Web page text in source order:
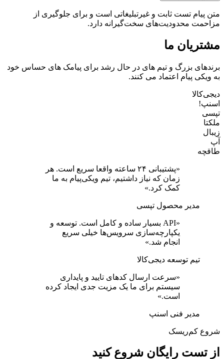
متن پیام تست ثابت و غیرتبلیغاتی است و برای جلوگیری از
مزاحمت محدودیت‌های سخت‌گیرانه دارد.
مشتریان ما
برندهای بزرگ و تیم های در حال رشد برای پیامک های حساس خود
به ویکی پیام اعتماد می کنند.
دیجی‌کالا
اسنپ!
تپسی
ملکتا
زیبال
آپ
طاقچه
«پشتیبانی ۲۴ ساعته واقعا سریع است. هر
زمان که نیاز داشتیم، تیم ویکی‌پیام به ما
کمک کرد.»
مدیر محصول تپسی
«API بسیار ساده و کامل است. توسعه و
یکپارچه‌سازی سرویس‌ها خیلی سریع
انجام شد.»
تیم توسعه دیجی‌کالا
«سرعت ارسال کدهای تایید و پایداری
سیستم برای ما یک مزیت جدی ایجاد کرده
است.»
مدیر فنی اسنپ
شروع کم‌ریسک
از تست رایگان شروع کنید